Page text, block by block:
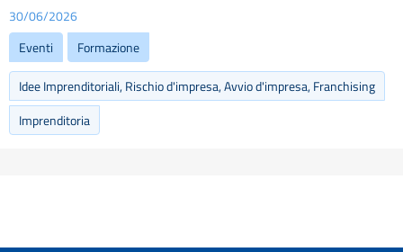
30/06/2026
Eventi
Formazione
Idee Imprenditoriali, Rischio d'impresa, Avvio d'impresa, Franchising
Imprenditoria